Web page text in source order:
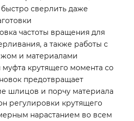
сверлить даже
частоты вращения для
а также работы с
и материалами
крутящего момента со
предотвращает
шлицов и порчу материала
регулировки крутящего
нарастанием во всем